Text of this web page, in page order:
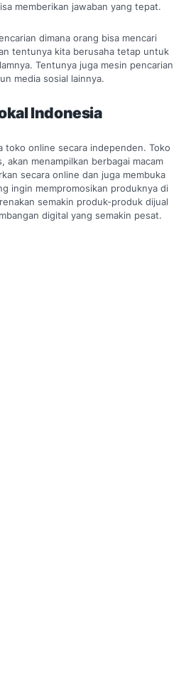
memberikan jawaban yang tepat.
dimana orang bisa mencari
tentunya kita berusaha tetap untuk
Tentunya juga mesin pencarian
media sosial lainnya.
Indonesia
toko online secara independen. Toko
akan menampilkan berbagai macam
secara online dan juga membuka
ingin mempromosikan produknya di
semakin produk-produk dijual
digital yang semakin pesat.